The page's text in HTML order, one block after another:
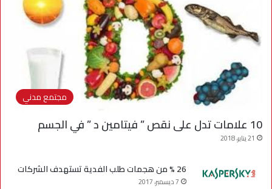
مجتمع مدني
10 علامات تدل على نقص ” فيتامين د ” في الجسم
21 يناير، 2018
26 % من هجمات طلب الفدية تستهدف الشركات
7 ديسمبر، 2017